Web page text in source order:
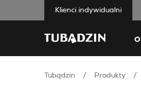
Klienci indywidualni
Tubądzin Produkty